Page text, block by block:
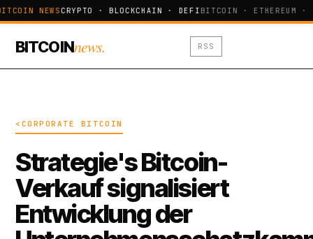
NEWSCRYPTO · BLOCKCHAIN · DEFIBITCOIN · ETHEREUM ·
BITCOINnews. RSS
<CORPORATE BITCOIN
Strategie's Bitcoin-
Verkauf signalisiert
Entwicklung der